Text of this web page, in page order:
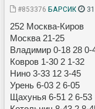
#853376 БАРСИК
252 Москва-Киров
Москва 21-25
Владимир 0-18 28 0-
Ковров 1-30 2 1-32
Нино 3-33 12 3-45
Урень 6-03 2 6-05
Щахунья 6-51 2 6-53